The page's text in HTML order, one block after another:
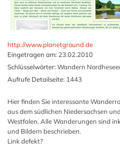
http://www.planetground.de
Eingetragen am: 23.02.2010
Schlüsselwörter: Wandern
Aufrufe Detailseite: 1443
Hier finden Sie interessante
aus dem südlichen Niedersachsen
Westfalen. Alle Wanderungen sind
und Bildern beschrieben.
Link defekt?